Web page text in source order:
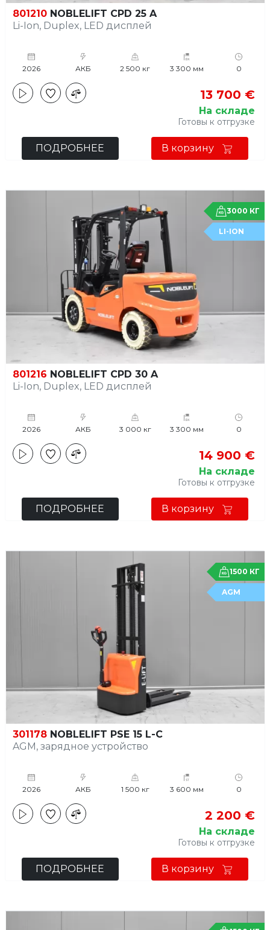
801210 NOBLELIFT CPD 25 A
Li-Ion, Duplex, LED дисплей
2026 АКБ 2 500 кг 3 300 мм 0
13 700 €
На складе
Готовы к отгрузке
ПОДРОБНЕЕ В корзину
3000 КГ
LI-ION
801216 NOBLELIFT CPD 30 A
Li-Ion, Duplex, LED дисплей
2026 АКБ 3 000 кг 3 300 мм 0
14 900 €
На складе
Готовы к отгрузке
ПОДРОБНЕЕ В корзину
1500 КГ
AGM
301178 NOBLELIFT PSE 15 L-C
AGM, зарядное устройство
2026 АКБ 1 500 кг 3 600 мм 0
2 200 €
На складе
Готовы к отгрузке
ПОДРОБНЕЕ В корзину